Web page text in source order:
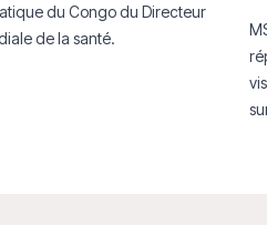
du Congo du Directeur
de la santé.